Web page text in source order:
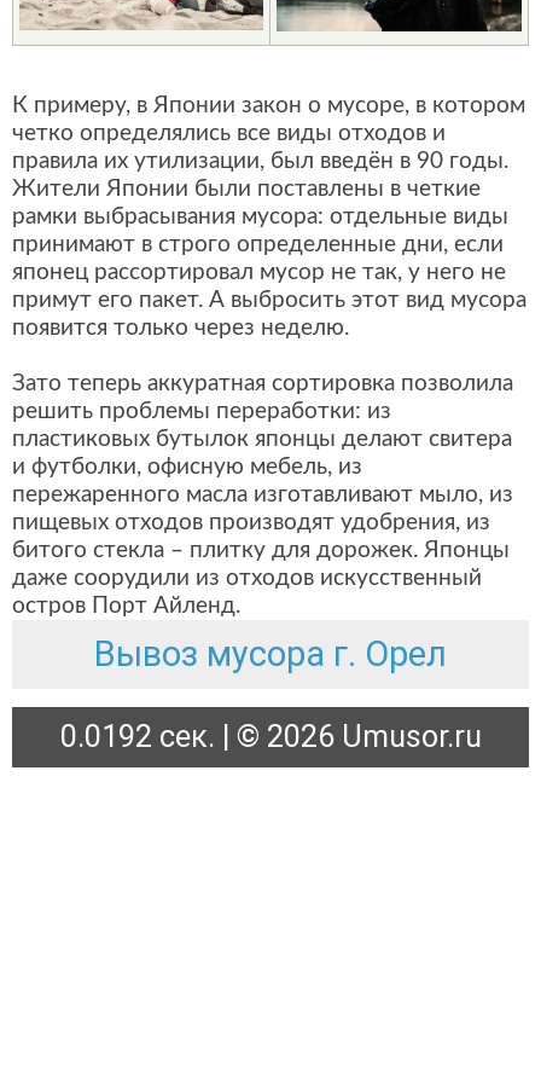
К примеру, в Японии закон о мусоре, в котором
четко определялись все виды отходов и
правила их утилизации, был введён в 90 годы.
Жители Японии были поставлены в четкие
рамки выбрасывания мусора: отдельные виды
принимают в строго определенные дни, если
японец рассортировал мусор не так, у него не
примут его пакет. А выбросить этот вид мусора
появится только через неделю.
Зато теперь аккуратная сортировка позволила
решить проблемы переработки: из
пластиковых бутылок японцы делают свитера
и футболки, офисную мебель, из
пережаренного масла изготавливают мыло, из
пищевых отходов производят удобрения, из
битого стекла – плитку для дорожек. Японцы
даже соорудили из отходов искусственный
остров Порт Айленд.
Вывоз мусора г. Орел
0.0192 сек. | © 2026 Umusor.ru